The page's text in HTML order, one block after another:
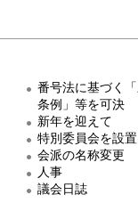
番号法に基づく
条例」等を可決
新年を迎えて
特別委員会を設置
会派の名称変更
人事
議会日誌